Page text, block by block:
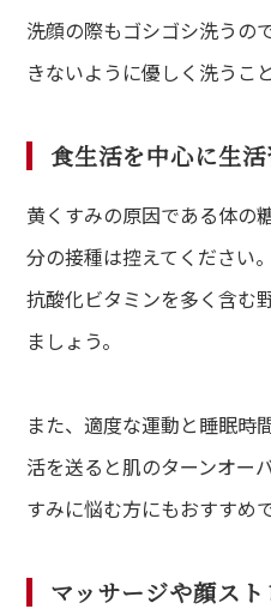
洗顔の際もゴシゴシ洗うの
きないように優しく洗うこ
食生活を中心に生
黄くすみの原因である体の
分の接種は控えてください
抗酸化ビタミンを多く含む
ましょう。
また、適度な運動と睡眠時
活を送ると肌のターンオー
すみに悩む方にもおすすめで
マッサージや顔ス